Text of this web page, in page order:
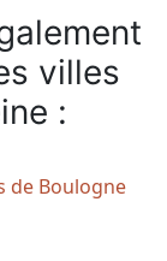
villes
:
de Boulogne